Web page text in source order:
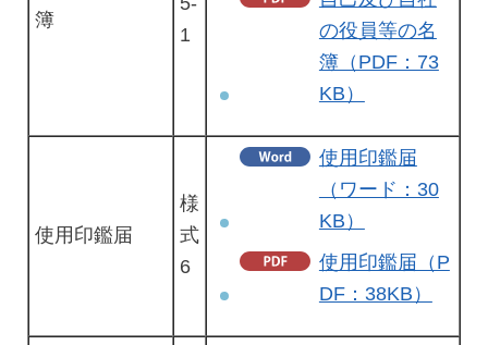
簿
1
の役員等の名
簿（PDF：73
KB）
使用印鑑届
様
式
6
使用印鑑届
（ワード：30
KB）
使用印鑑届（P
DF：38KB）